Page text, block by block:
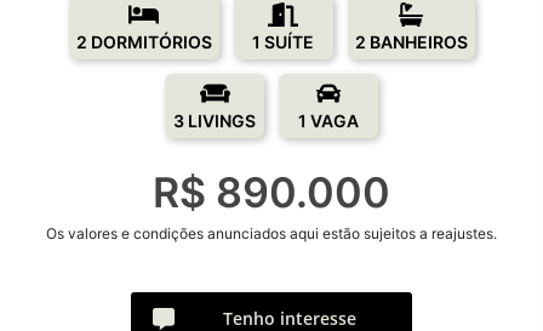
2 DORMITÓRIOS 1 SUÍTE 2 BANHEIROS
3 LIVINGS 1 VAGA
R$ 890.000
Os valores e condições anunciados aqui estão sujeitos a reajustes.
Tenho interesse